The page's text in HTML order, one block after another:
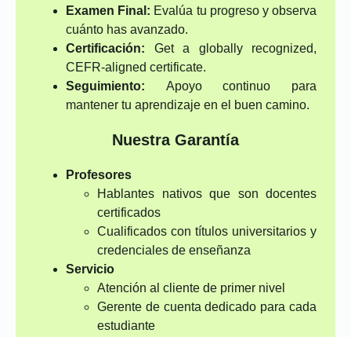
Examen Final: Evalúa tu progreso y observa
cuánto has avanzado.
Certificación: Get a globally recognized,
CEFR-aligned certificate.
Seguimiento: Apoyo continuo para
mantener tu aprendizaje en el buen camino.
Nuestra Garantía
Profesores
Hablantes nativos que son docentes
certificados
Cualificados con títulos universitarios y
credenciales de enseñanza
Servicio
Atención al cliente de primer nivel
Gerente de cuenta dedicado para cada
estudiante